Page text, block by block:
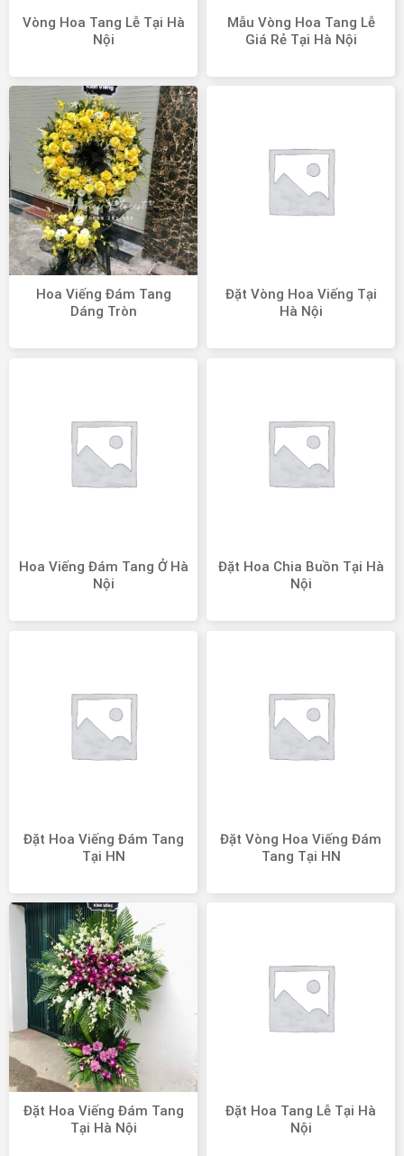
Vòng Hoa Tang Lễ Tại Hà
Nội
Mẫu Vòng Hoa Tang Lễ
Giá Rẻ Tại Hà Nội
Hoa Viếng Đám Tang
Dáng Tròn
Đặt Vòng Hoa Viếng Tại
Hà Nội
Hoa Viếng Đám Tang Ở Hà
Nội
Đặt Hoa Chia Buồn Tại Hà
Nội
Đặt Hoa Viếng Đám Tang
Tại HN
Đặt Vòng Hoa Viếng Đám
Tang Tại HN
Đặt Hoa Viếng Đám Tang
Tại Hà Nội
Đặt Hoa Tang Lễ Tại Hà
Nội